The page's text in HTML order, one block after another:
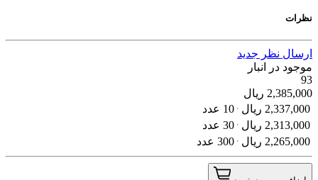
نظرات
ارسال نظر جدید
موجود در انبار
93
2,385,000 ریال
2,337,000 ریال
10 عدد
2,313,000 ریال
30 عدد
2,265,000 ریال 300 عدد